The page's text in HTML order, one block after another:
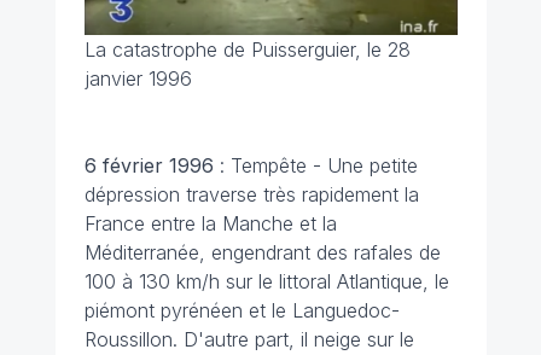
La catastrophe de Puisserguier, le 28
janvier 1996
6 février 1996 : Tempête - Une petite
dépression traverse très rapidement la
France entre la Manche et la
Méditerranée, engendrant des rafales de
100 à 130 km/h sur le littoral Atlantique, le
piémont pyrénéen et le Languedoc-
Roussillon. D'autre part, il neige sur le